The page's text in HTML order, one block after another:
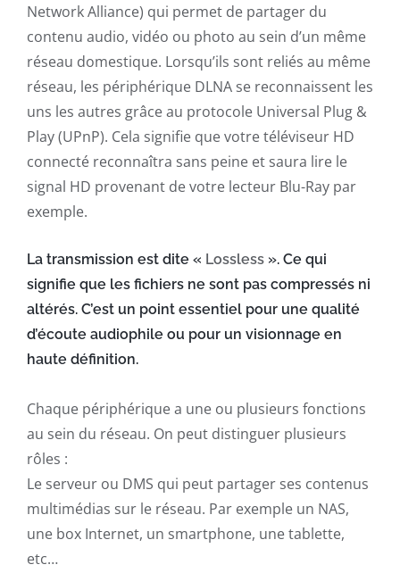
Network Alliance) qui permet de partager du
contenu audio, vidéo ou photo au sein d’un même
réseau domestique. Lorsqu’ils sont reliés au même
réseau, les périphérique DLNA se reconnaissent les
uns les autres grâce au protocole Universal Plug &
Play (UPnP). Cela signifie que votre téléviseur HD
connecté reconnaîtra sans peine et saura lire le
signal HD provenant de votre lecteur Blu-Ray par
exemple.
La transmission est dite « Lossless ». Ce qui
signifie que les fichiers ne sont pas compressés ni
altérés. C’est un point essentiel pour une qualité
d’écoute audiophile ou pour un visionnage en
haute définition.
Chaque périphérique a une ou plusieurs fonctions
au sein du réseau. On peut distinguer plusieurs
rôles :
Le serveur ou DMS qui peut partager ses contenus
multimédias sur le réseau. Par exemple un NAS,
une box Internet, un smartphone, une tablette,
etc…